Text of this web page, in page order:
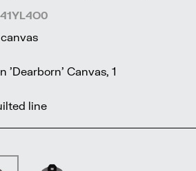
'Dearborn' Canvas, 1
line